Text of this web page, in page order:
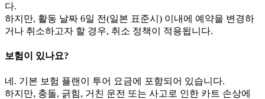
다.
하지만, 활동 날짜 6일 전(일본 표준시) 이내에 예약을 변경하
거나 취소하고자 할 경우, 취소 정책이 적용됩니다.
보험이 있나요?
네. 기본 보험 플랜이 투어 요금에 포함되어 있습니다.
하지만, 충돌, 긁힘, 거친 운전 또는 사고로 인한 카트 손상에